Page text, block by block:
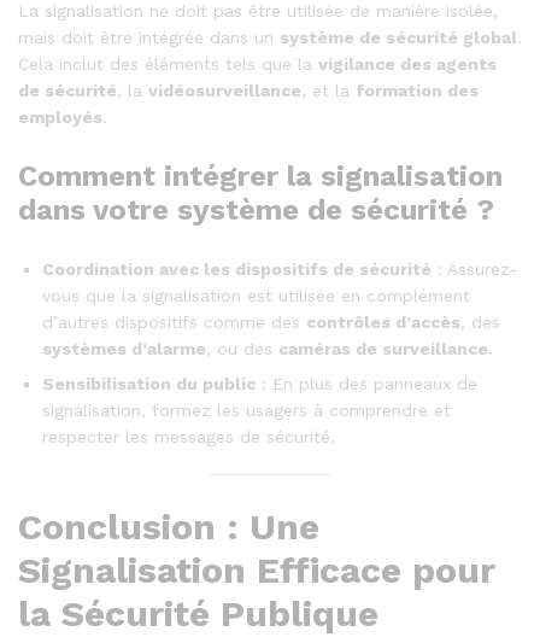
La signalisation ne doit pas être utilisée de manière isolée,
mais doit être intégrée dans un système de sécurité global.
Cela inclut des éléments tels que la vigilance des agents
de sécurité, la vidéosurveillance, et la formation des
employés.
Comment intégrer la signalisation
dans votre système de sécurité ?
Coordination avec les dispositifs de sécurité : Assurez-
vous que la signalisation est utilisée en complément
d’autres dispositifs comme des contrôles d’accès, des
systèmes d’alarme, ou des caméras de surveillance.
Sensibilisation du public : En plus des panneaux de
signalisation, formez les usagers à comprendre et
respecter les messages de sécurité.
Conclusion : Une
Signalisation Efficace pour
la Sécurité Publique